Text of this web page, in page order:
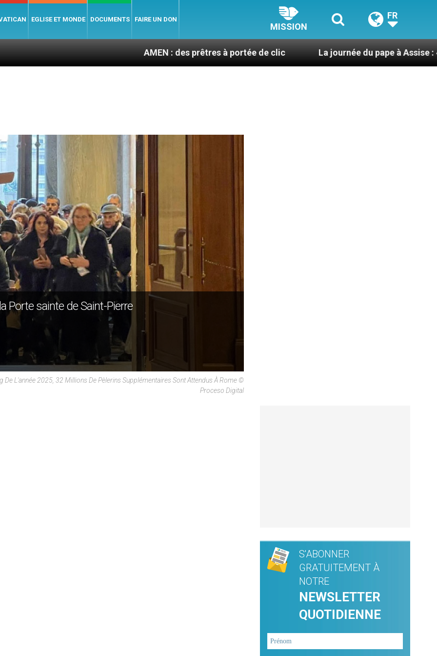
EGLISE ET MONDE DOCUMENTS FAIRE UN DON
MISSION
FR
AMEN : des prêtres à portée de clic La journée du pape à Assise : « Allons-y !
Porte sainte de Saint-Pierre
De L'année 2025, 32 Millions De Pèlerins Supplémentaires Sont Attendus À Rome ©
Proceso Digital
S'ABONNER
GRATUITEMENT À
NOTRE
NEWSLETTER
QUOTIDIENNE